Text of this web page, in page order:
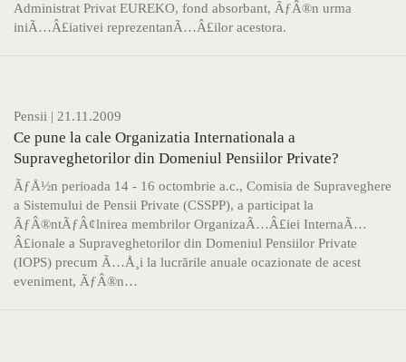
Administrat Privat EUREKO, fond absorbant, ÃƒÂ®n urma
iniÃ…Â£iativei reprezentanÃ…Â£ilor acestora.
Pensii | 21.11.2009
Ce pune la cale Organizatia Internationala a
Supraveghetorilor din Domeniul Pensiilor Private?
ÃƒÅ½n perioada 14 - 16 octombrie a.c., Comisia de Supraveghere
a Sistemului de Pensii Private (CSSPP), a participat la
ÃƒÂ®ntÃƒÂ¢lnirea membrilor OrganizaÃ…Â£iei InternaÃ…
Â£ionale a Supraveghetorilor din Domeniul Pensiilor Private
(IOPS) precum Ã…Å¸i la lucrările anuale ocazionate de acest
eveniment, ÃƒÂ®n…